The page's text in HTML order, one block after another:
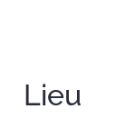
Lieu